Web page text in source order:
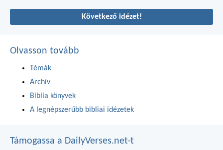
Következő idézet!
Olvasson tovább
Témák
Archív
Biblia könyvek
A legnépszerűbb bibliai idézetek
Támogassa a DailyVerses.net-t